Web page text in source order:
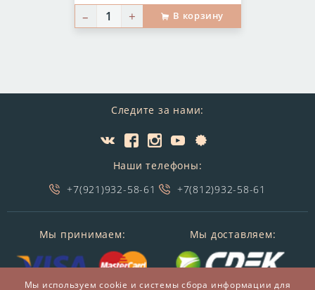
– + В корзину
Следите за нами:
Наши телефоны:
+7(921)932-58-61
+7(812)932-58-61
Мы принимаем: Мы доставляем:
Мы используем cookie и системы сбора информации для